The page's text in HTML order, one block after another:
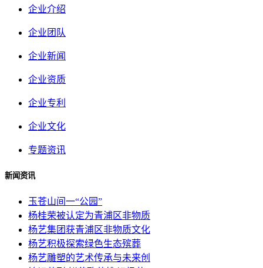
企业介绍
企业团队
企业新闻
企业资质
企业专利
企业文化
专题资讯
新闻资讯
玉苍山间一“公园”
杨桂荣被认定为青浦区非物质
杨艺集团获青浦区非物质文化
杨艺积极探索绿色生态殡葬
杨艺雕塑的艺术传承与未来创